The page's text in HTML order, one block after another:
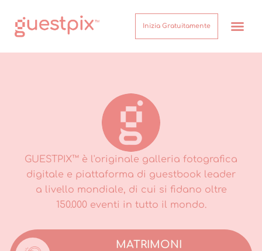
Inizia Gratuitamente
GUESTPIX™ è l'originale galleria fotografica
digitale e piattaforma di guestbook leader
a livello mondiale, di cui si fidano oltre
150.000 eventi in tutto il mondo.
MATRIMONI